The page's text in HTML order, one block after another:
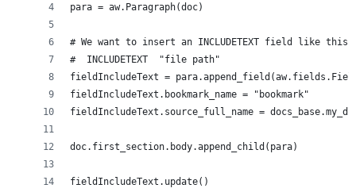
para = aw.Paragraph(doc)
# We want to insert an INCLUDETEXT field like this:
#  INCLUDETEXT  "file path"
fieldIncludeText =
fieldIncludeText.bookmark_name = "bookmark"
fieldIncludeText.source_full_name =
doc.first_section.body.append_child(para)
fieldIncludeText.update()